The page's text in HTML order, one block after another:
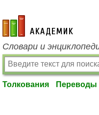
academic.ru
Словари и
Толкования Переводы